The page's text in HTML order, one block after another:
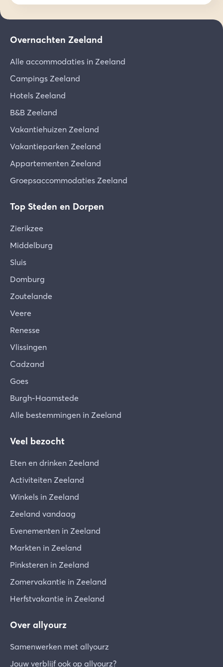
Overnachten Zeeland
Alle accommodaties in Zeeland
Campings Zeeland
Hotels Zeeland
B&B Zeeland
Vakantiehuizen Zeeland
Vakantieparken Zeeland
Appartementen Zeeland
Groepsaccommodaties Zeeland
Top Steden en Dorpen
Zierikzee
Middelburg
Sluis
Domburg
Zoutelande
Veere
Renesse
Vlissingen
Cadzand
Goes
Burgh-Haamstede
Alle bestemmingen in Zeeland
Veel bezocht
Eten en drinken Zeeland
Activiteiten Zeeland
Winkels in Zeeland
Zeeland vandaag
Evenementen in Zeeland
Markten in Zeeland
Pinksteren in Zeeland
Zomervakantie in Zeeland
Herfstvakantie in Zeeland
Over allyourz
Samenwerken met allyourz
Jouw verblijf ook op allyourz?